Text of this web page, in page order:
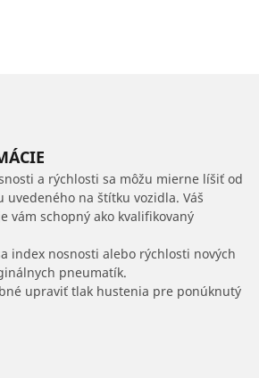
a rýchlosti sa môžu mierne líšiť od
na štítku vozidla. Váš
vám schopný ako kvalifikovaný
index nosnosti alebo rýchlosti nových
pneumatík.
upraviť tlak hustenia pre ponúknutý